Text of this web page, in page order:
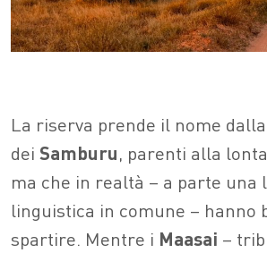
La riserva prende il nome
dei Samburu, parenti alla
ma che in realtà – a parte una
linguistica in comune – hanno
spartire. Mentre i Maasai –